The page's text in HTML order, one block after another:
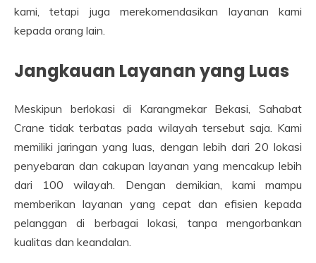
kami, tetapi juga merekomendasikan layanan kami
kepada orang lain.
Jangkauan Layanan yang Luas
Meskipun berlokasi di Karangmekar Bekasi, Sahabat
Crane tidak terbatas pada wilayah tersebut saja. Kami
memiliki jaringan yang luas, dengan lebih dari 20 lokasi
penyebaran dan cakupan layanan yang mencakup lebih
dari 100 wilayah. Dengan demikian, kami mampu
memberikan layanan yang cepat dan efisien kepada
pelanggan di berbagai lokasi, tanpa mengorbankan
kualitas dan keandalan.